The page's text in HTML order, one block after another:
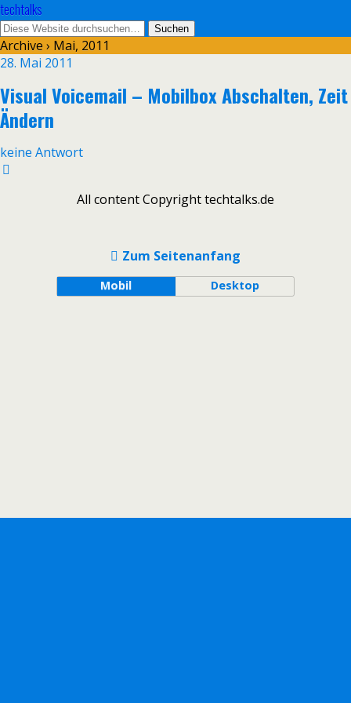
techtalks
Archive › Mai, 2011
28. Mai 2011
Visual Voicemail – Mobilbox Abschalten, Zeit
Ändern
keine Antwort
All content Copyright techtalks.de
Zum Seitenanfang
Mobil Desktop